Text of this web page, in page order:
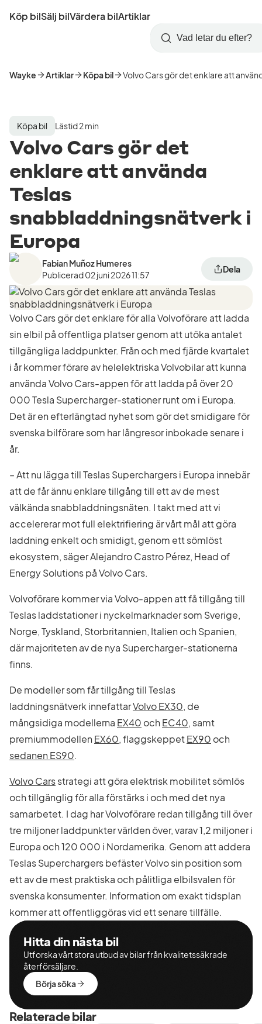
till
Startsida
Köp bilSälj bilVärdera bilArtiklar
Skapa
konto
Logga
in
Sök
Wayke Artiklar Köpa bil Volvo Cars gör det enklare att
Köpa bil Lästid 2 min
Volvo Cars gör det
enklare att använda
Teslas
snabbladdningsnätverk i
Europa
Fabian Muñoz Humeres
Publicerad02 juni 2026 11:57
Dela
Volvo Cars gör det enklare för alla Volvoförare att ladda
sin elbil på offentliga platser genom att utöka antalet
tillgängliga laddpunkter. Från och med fjärde kvartalet
i år kommer förare av helelektriska Volvobilar att kunna
använda Volvo Cars-appen för att ladda på över 20
000 Tesla Supercharger-stationer runt om i Europa.
Det är en efterlängtad nyhet som gör det smidigare för
svenska bilförare som har långresor inbokade senare i
år.
– Att nu lägga till Teslas Superchargers i Europa innebär
att de får ännu enklare tillgång till ett av de mest
välkända snabbladdningsnäten. I takt med att vi
accelererar mot full elektrifiering är vårt mål att göra
laddning enkelt och smidigt, genom ett sömlöst
ekosystem, säger Alejandro Castro Pérez, Head of
Energy Solutions på Volvo Cars.
Volvoförare kommer via Volvo-appen att få tillgång till
Teslas laddstationer i nyckelmarknader som Sverige,
Norge, Tyskland, Storbritannien, Italien och Spanien,
där majoriteten av de nya Supercharger-stationerna
finns.
De modeller som får tillgång till Teslas
laddningsnätverk innefattarVolvo EX30, de
mångsidiga modellerna EX40 och EC40, samt
premiummodellen EX60, flaggskeppetEX90 och
sedanen ES90.
Volvo Carsstrategi att göra elektrisk mobilitet sömlös
och tillgänglig för alla förstärks i och med det nya
samarbetet. I dag har Volvoförare redan tillgång till över
tre miljoner laddpunkter världen över, varav 1,2 miljoner i
Europa och 120 000 i Nordamerika. Genom att addera
Teslas Superchargers befäster Volvo sin position som
ett av de mest praktiska och pålitliga elbilsvalen för
svenska konsumenter. Information om exakt tidsplan
kommer att offentliggöras vid ett senare tillfälle.
Hitta din nästa bil
Utforska vårt stora utbud av bilar från kvalitetssäkrade
återförsäljare.
Börja söka
Relaterade bilar